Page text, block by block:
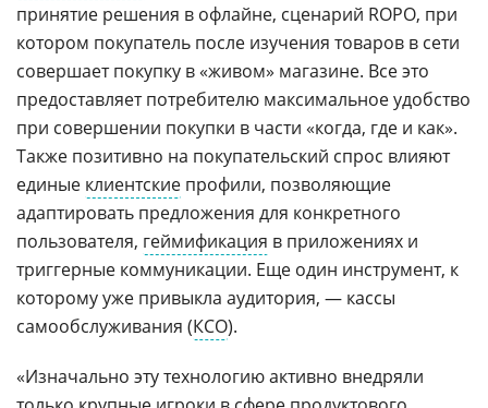
принятие решения в офлайне, сценарий ROPO, при
котором покупатель после изучения товаров в сети
совершает покупку в «живом» магазине. Все это
предоставляет потребителю максимальное удобство
при совершении покупки в части «когда, где и как».
Также позитивно на покупательский спрос влияют
единые клиентские профили, позволяющие
адаптировать предложения для конкретного
пользователя, геймификация в приложениях и
триггерные коммуникации. Еще один инструмент, к
которому уже привыкла аудитория, — кассы
самообслуживания (КСО).
«Изначально эту технологию активно внедряли